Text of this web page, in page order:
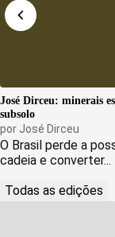
José Dirceu: minerais
subsolo
por José Dirceu
O Brasil perde a
cadeia e converter...
Todas as edições